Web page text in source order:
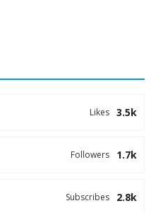
3.5k
Likes
1.7k
Followers
2.8k
Subscribes